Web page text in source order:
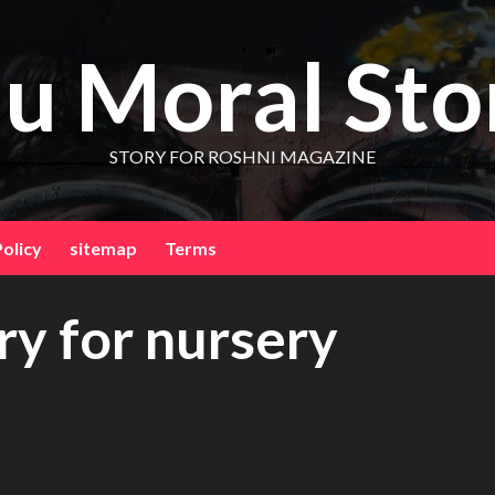
Moral
STORY FOR ROSHNI MAGAZINE
sitemap Terms
for nursery